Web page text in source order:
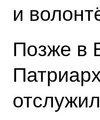
и
Позже в